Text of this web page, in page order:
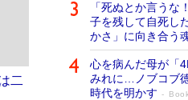
二
「死ぬとか言う
子を残して自死し
かさ」に向き合う
心を病んだ母が「
みれに…ノブコブ
時代を明かす